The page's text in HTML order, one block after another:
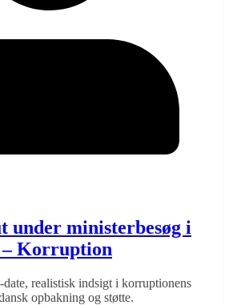
under ministerbesøg i
Korruption
realistisk indsigt i korruptionens
opbakning og støtte.